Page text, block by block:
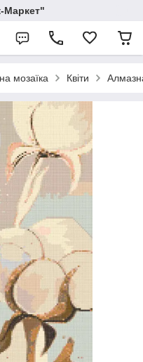
Маркет"
мозаїка Квіти